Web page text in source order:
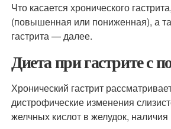
Что касается хронического
(повышенная или пониженная), а
гастрита — далее.
Диета при гастрите с
Хронический гастрит
дистрофические изменения
желчных кислот в желудок,